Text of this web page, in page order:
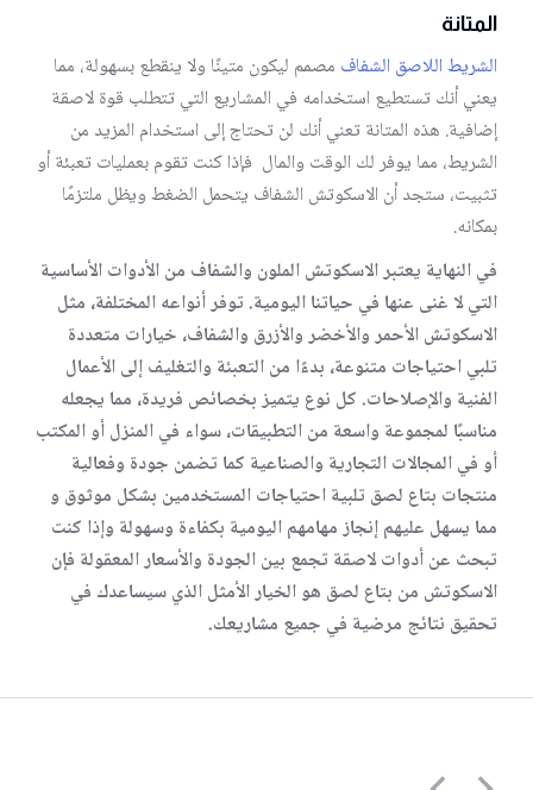
المتانة
الشريط اللاصق الشفاف مصمم ليكون متينًا ولا ينقطع بسهولة، مما
يعني أنك تستطيع استخدامه في المشاريع التي تتطلب قوة لاصقة
إضافية. هذه المتانة تعني أنك لن تحتاج إلى استخدام المزيد من
الشريط، مما يوفر لك الوقت والمال فإذا كنت تقوم بعمليات تعبئة أو
تثبيت، ستجد أن الاسكوتش الشفاف يتحمل الضغط ويظل ملتزمًا
بمكانه.
في النهاية يعتبر الاسكوتش الملون والشفاف من الأدوات الأساسية
التي لا غنى عنها في حياتنا اليومية. توفر أنواعه المختلفة، مثل
الاسكوتش الأحمر والأخضر والأزرق والشفاف، خيارات متعددة
تلبي احتياجات متنوعة، بدءًا من التعبئة والتغليف إلى الأعمال
الفنية والإصلاحات. كل نوع يتميز بخصائص فريدة، مما يجعله
مناسبًا لمجموعة واسعة من التطبيقات، سواء في المنزل أو المكتب
أو في المجالات التجارية والصناعية كما تضمن جودة وفعالية
منتجات بتاع لصق تلبية احتياجات المستخدمين بشكل موثوق و
مما يسهل عليهم إنجاز مهامهم اليومية بكفاءة وسهولة وإذا كنت
تبحث عن أدوات لاصقة تجمع بين الجودة والأسعار المعقولة فإن
الاسكوتش من بتاع لصق هو الخيار الأمثل الذي سيساعدك في
تحقيق نتائج مرضية في جميع مشاريعك.